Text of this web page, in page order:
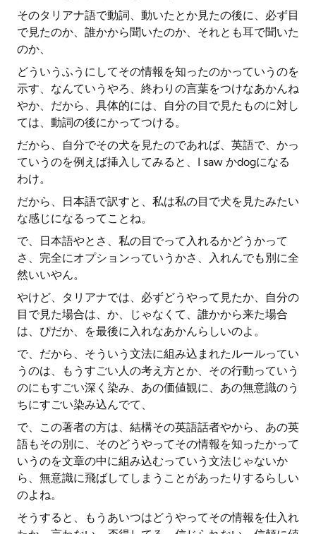
そのタリアナ語で動詞、動いたとか見たの後に、必ず目
で見たのか、誰かから聞いたのか、それとも耳で聞いた
のか、
どういうふうにしてその情報を知ったのかっていうのを
示す、なんていうやろ、終わりの言葉をつけなあかんね
やか、だから、具体的には、自分の目で見たものに対し
ては、動詞の後にかってつける。
だから、自分でその犬を見たのであれば、英語で、かっ
ていうのを例えば挿入してみると、I saw かdogになる
わけ。
だから、日本語で訳すと、私は私の目で犬を見たみたい
な感じになるってことね。
で、日本語やとさ、私の目でって入れるかどうかって
さ、完全にオプションっていうかさ、入れんでも別に全
然いいやん。
やけど、タリアナでは、必ずどうやって見たか、自分の
目で見た場合は、か、じゃなくて、誰かから来た場合
は、ぴだか、を最後に入れなあかんらしいのよ。
で、だから、そういう文法に組み込まれたルールってい
うのは、もうすごい人の考え方とか、その行動っていう
のにもすごい深く染み、あの価値観に、あの無意識のう
ちにすごい染み込んでて、
で、この著者の方は、結構その英語話者やから、あの英
語もその別に、そのどうやってその情報を知ったかって
いうのを文章の中に組み込むっていう文法じゃないか
ら、無意識に飛ばしてしまうことがあったりするらしい
のよね。
そうすると、もうあいつはどうやってその情報を仕入れ